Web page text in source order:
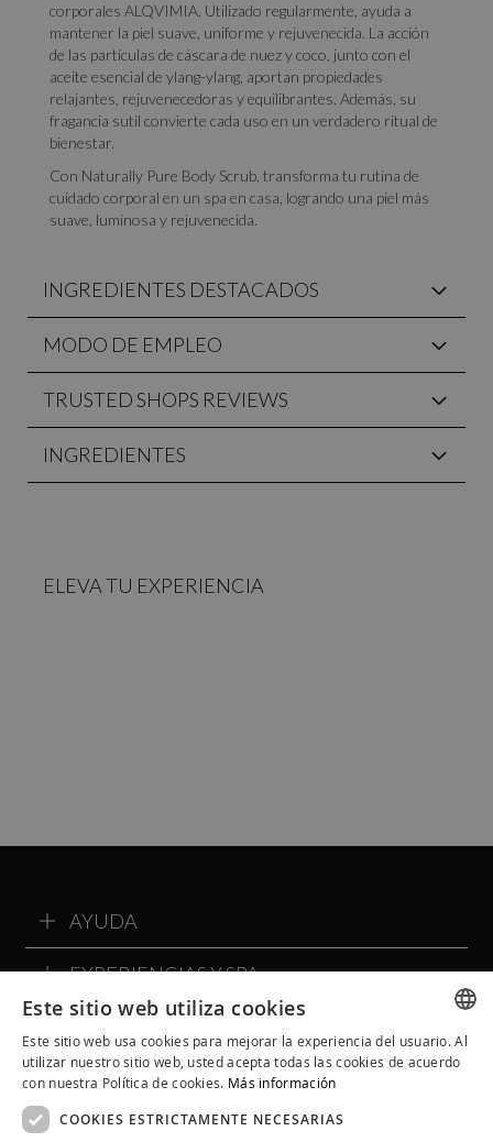
corporales ALQVIMIA. Utilizado regularmente, ayuda a
mantener la piel suave, uniforme y rejuvenecida. La acción
de las partículas de cáscara de nuez y coco, junto con el
aceite esencial de ylang-ylang, aportan propiedades
relajantes, rejuvenecedoras y equilibrantes. Además, su
fragancia sutil convierte cada uso en un verdadero ritual de
bienestar.
Con Naturally Pure Body Scrub, transforma tu rutina de
cuidado corporal en un spa en casa, logrando una piel más
suave, luminosa y rejuvenecida.
INGREDIENTES DESTACADOS
MODO DE EMPLEO
TRUSTED SHOPS REVIEWS
INGREDIENTES
ELEVA TU EXPERIENCIA
AYUDA
EXPERIENCIAS Y SPA
COMMUNITY ALQVIMIA
SPANISH
Este sitio web utiliza cookies
Este sitio web usa cookies para mejorar la experiencia del usuario. Al
utilizar nuestro sitio web, usted acepta todas las cookies de acuerdo
con nuestra Política de cookies. Más información
COOKIES ESTRICTAMENTE NECESARIAS